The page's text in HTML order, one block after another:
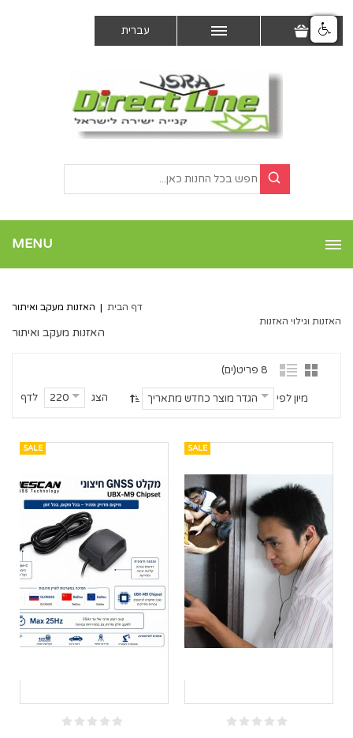
עברית
MENU
דף הבית | האזנות מעקב ואיתור
האזנות מעקב ואיתור
האזנות וגילוי האזנות
8 פריט(ים)
הצג 220 לדף מיון לפי הגדר מוצר כחדש מתאריך
SALE
SALE